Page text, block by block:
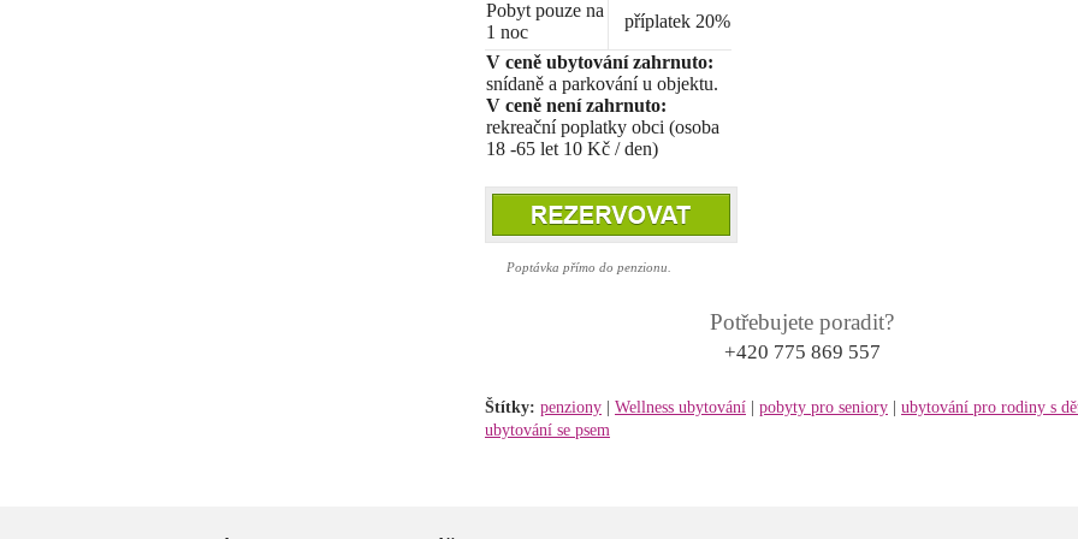
Pobyt pouze na
1 noc
příplatek 20%
V ceně ubytování zahrnuto:
snídaně a parkování u objektu.
V ceně není zahrnuto:
rekreační poplatky obci (osoba
18 -65 let 10 Kč / den)
Poptávka přímo do penzionu.
Potřebujete poradit?
+420 775 869 557
Štítky: penziony Wellness ubytování pobyty pro seniory ubytování pro rodiny s
ubytování se psem